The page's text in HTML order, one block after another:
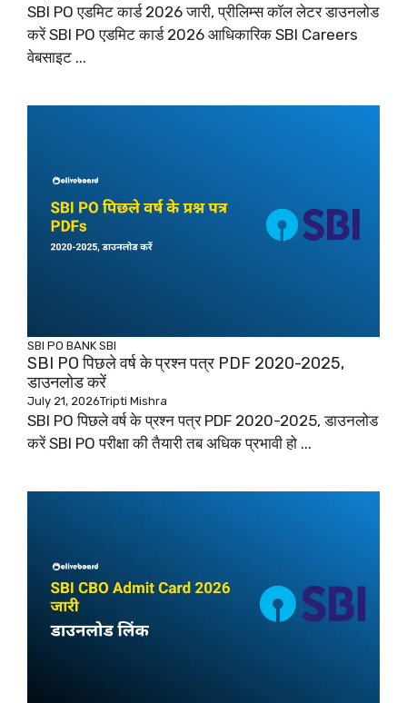
SBI PO एडमिट कार्ड 2026 जारी, प्रीलिम्स कॉल लेटर डाउनलोड
करें SBI PO एडमिट कार्ड 2026 आधिकारिक SBI Careers
वेबसाइट ...
SBI PO BANK SBI
SBI PO पिछले वर्ष के प्रश्न पत्र PDF 2020-2025,
डाउनलोड करें
July 21, 2026Tripti Mishra
SBI PO पिछले वर्ष के प्रश्न पत्र PDF 2020-2025, डाउनलोड
करें SBI PO परीक्षा की तैयारी तब अधिक प्रभावी हो ...